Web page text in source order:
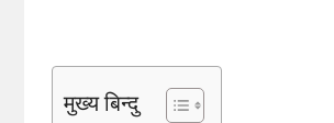
मुख्य बिन्दु